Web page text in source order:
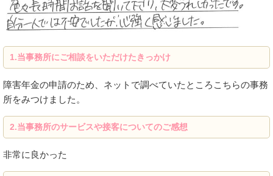
1.当事務所にご相談をいただけたきっかけ
障害年金の申請のため、ネットで調べていたところこちらの事務
所をみつけました。
2.当事務所のサービスや接客についてのご感想
非常に良かった